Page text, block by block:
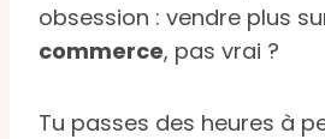
obsession : vendre plus
commerce, pas vrai ?
Tu passes des heures à